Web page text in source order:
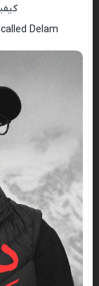
کیفیت 320
Delam